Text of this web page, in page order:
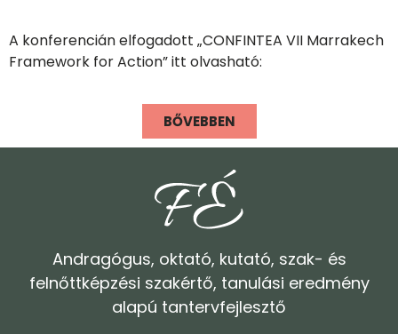
A konferencián elfogadott „CONFINTEA VII Marrakech
Framework for Action” itt olvasható:
BŐVEBBEN
Andragógus, oktató, kutató, szak- és
felnőttképzési szakértő, tanulási eredmény
alapú tantervfejlesztő